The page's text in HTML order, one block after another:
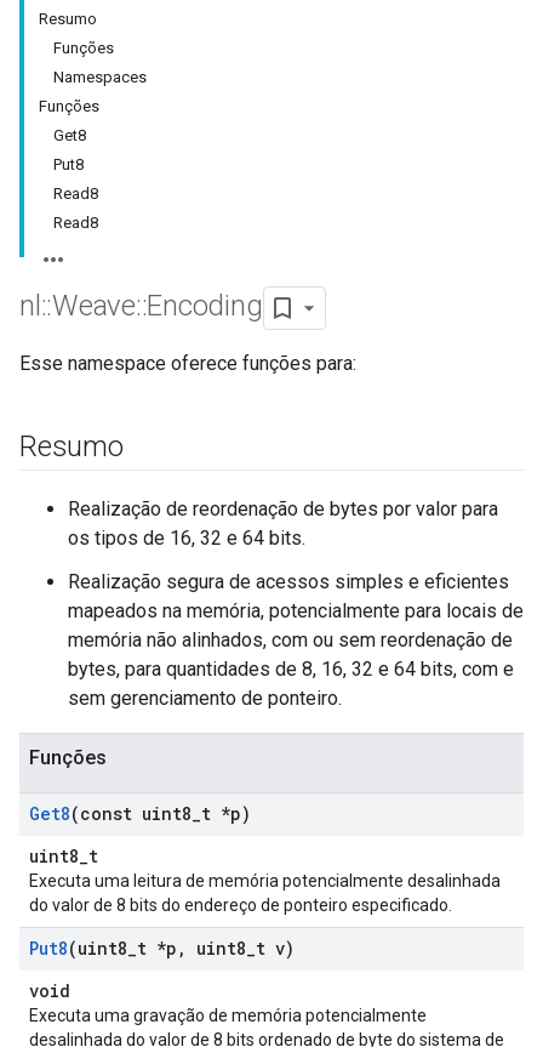
Resumo
Funções
Namespaces
Funções
Get8
Put8
Read8
Read8
nl ::Weave::Encoding
Esse namespace oferece funções para:
Resumo
Realização de reordenação de bytes por valor para
os tipos de 16, 32 e 64 bits.
Realização segura de acessos simples e eficientes
mapeados na memória, potencialmente para locais de
memória não alinhados, com ou sem reordenação de
bytes, para quantidades de 8, 16, 32 e 64 bits, com e
sem gerenciamento de ponteiro.
Funções
Get8(const uint8 t *p)
uint8_t
Executa uma leitura de memória potencialmente desalinhada
do valor de 8 bits do endereço de ponteiro especificado.
Put8(uint8 t *p , uint8 t v)
void
Executa uma gravação de memória potencialmente
desalinhada do valor de 8 bits ordenado de byte do sistema de